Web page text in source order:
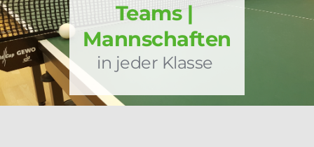
Teams |
Mannschaften
in jeder Klasse